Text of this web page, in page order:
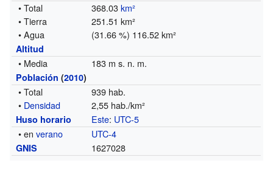
• Total 368.03km²
• Tierra
251.51 km²
• Agua
(31.66 %) 116.52 km²
Altitud
• Media 183 m s. n. m.
Población (2010)
• Total
939 hab.
• Densidad 2,55 hab./km²
Huso horario Este: UTC-5
• enverano UTC-4
GNIS 1627028